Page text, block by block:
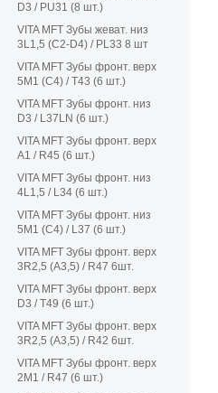
D3 / PU31 (8 шт.)
VITA MFT Зубы жеват. низ
3L1,5 (C2-D4) / PL33 8 шт
VITA MFT Зубы фронт. верх
5M1 (C4) / T43 (6 шт.)
VITA MFT Зубы фронт. низ
D3 / L37LN (6 шт.)
VITA MFT Зубы фронт. верх
A1 / R45 (6 шт.)
VITA MFT Зубы фронт. низ
4L1,5 / L34 (6 шт.)
VITA MFT Зубы фронт. низ
5M1 (C4) / L37 (6 шт.)
VITA MFT Зубы фронт. верх
3R2,5 (A3,5) / R47 6шт.
VITA MFT Зубы фронт. верх
D3 / T49 (6 шт.)
VITA MFT Зубы фронт. верх
3R2,5 (A3,5) / R42 6шт.
VITA MFT Зубы фронт. верх
2M1 / R47 (6 шт.)